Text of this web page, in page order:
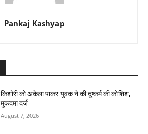
Pankaj Kashyap
किशोरी को अकेला पाकर युवक ने की दुष्कर्म की कोशिश,
मुकदमा दर्ज
August 7, 2026